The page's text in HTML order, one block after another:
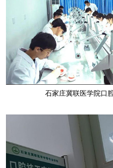
石家庄冀联医学院口